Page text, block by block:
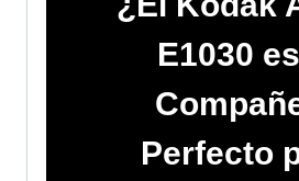
E1030
Perfecto